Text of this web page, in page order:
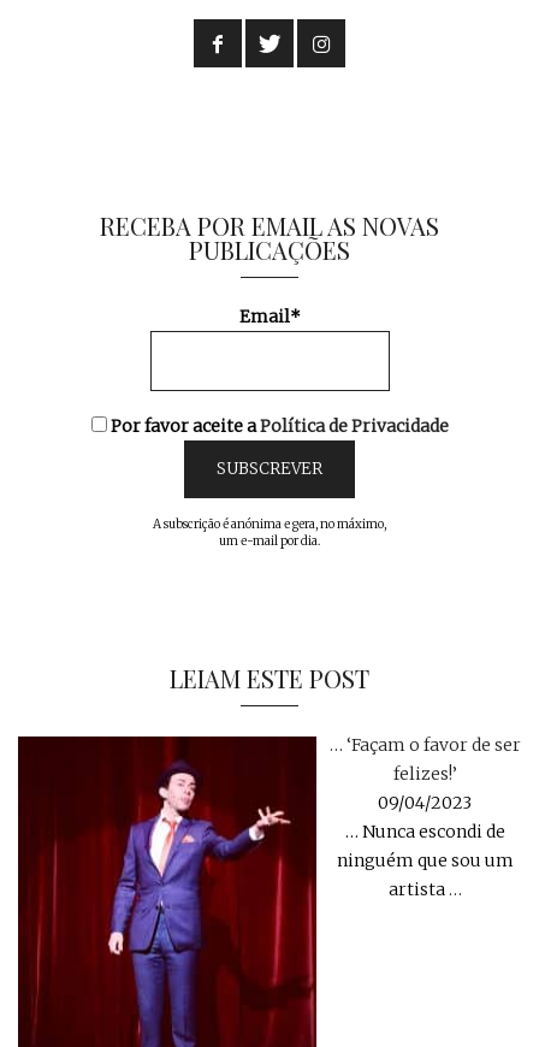
RECEBA POR EMAIL AS NOVAS
PUBLICAÇÕES
Email*
Por favor aceite aPolítica de Privacidade
A subscrição é anónima e gera, no máximo,
um e-mail por dia.
LEIAM ESTE POST
… ‘Façam o favor de ser
felizes!’
09/04/2023
… Nunca escondi de
ninguém que sou um
artista…